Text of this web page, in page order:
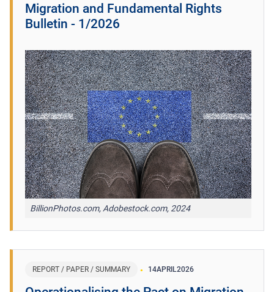
Migration and Fundamental Rights
Bulletin - 1/2026
BillionPhotos.com, Adobestock.com, 2024
REPORT / PAPER / SUMMARY 14APRIL2026